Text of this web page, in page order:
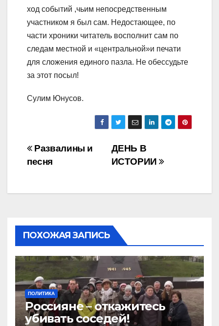
ход событий ,чьим непосредственным
участником я был сам. Недостающее, по
части хроники читатель восполнит сам по
следам местной и «центральной»и печати
для сложения единого пазла. Не обессудьте
за этот посыл!
Сулим Юнусов.
Навигация
по
ДЕНЬ В
ИСТОРИИ
Развалины и
песня
ПОХОЖАЯ ЗАПИСЬ
ПОЛИТИКА
Россияне – откажитесь
убивать соседей!